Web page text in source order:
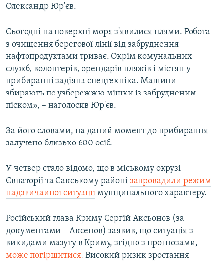
Олександр Юр'єв.
Сьогодні на поверхні моря з'явилися плями. Робота
з очищення берегової лінії від забруднення
нафтопродуктами триває. Окрім комунальних
служб, волонтерів, орендарів пляжів і містян у
прибиранні задіяна спецтехніка. Машини
збирають по узбережжю мішки із забрудненим
піском», – наголосив Юр'єв.
За його словами, на даний момент до прибирання
залучено близько 600 осіб.
У четвер стало відомо, що в міському окрузі
Євпаторії та Сакському районі запровадили режим
надзвичайної ситуації муніципального характеру.
Російський глава Криму Сергій Аксьонов (за
документами – Аксенов) заявив, що ситуація з
викидами мазуту в Криму, згідно з прогнозами,
може погіршитися. Високий ризик зростання